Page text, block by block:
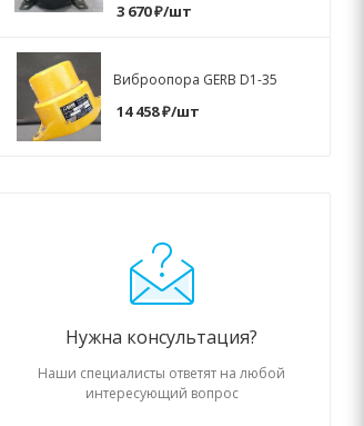
3 670₽/шт
Виброопора GERB D1-35
14 458₽/шт
Нужна консультация?
Наши специалисты ответят на любой
интересующий вопрос